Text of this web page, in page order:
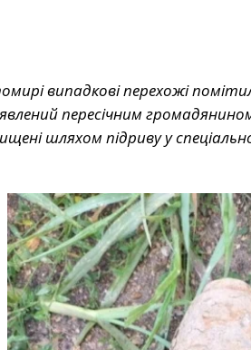
випадкові перехожі
пересічним
шляхом підриву у